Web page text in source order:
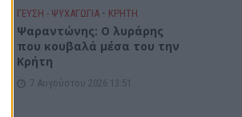
ΓΕΎΣΗ - ΨΥΧΑΓΩΓΊΑ • ΚΡΗΤΗ
Ψαραντώνης: Ο λυράρης
που κουβαλά μέσα του την
Κρήτη
7 Αυγούστου 2026 13:51